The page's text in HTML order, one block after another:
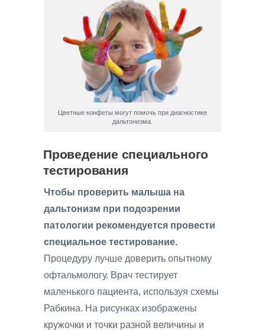
Цветные конфеты могут помочь при диагностике
дальтонизма.
Проведение специального
тестирования
Чтобы проверить малыша на
дальтонизм при подозрении
патологии рекомендуется провести
специальное тестирование.
Процедуру лучше доверить опытному
офтальмологу. Врач тестирует
маленького пациента, используя схемы
Рабкина. На рисунках изображены
кружочки и точки разной величины и